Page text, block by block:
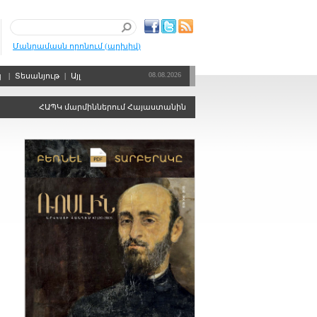
Մանրամասն որոնում (արխիվ)
| Տեսանյութ | Այլ 08.08.2026
ՀԱՊԿ մարմիններում Հայաստանին ձայնի իրավունքից զրկելու